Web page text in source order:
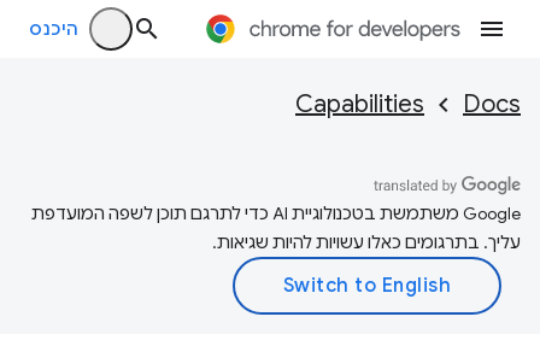
היכנס
Docs
Capabilities
‫Google משתמשת בטכנולוגיית AI כדי לתרגם תוכן לשפה המועדפת
עליך. בתרגומים כאלו עשויות להיות שגיאות.